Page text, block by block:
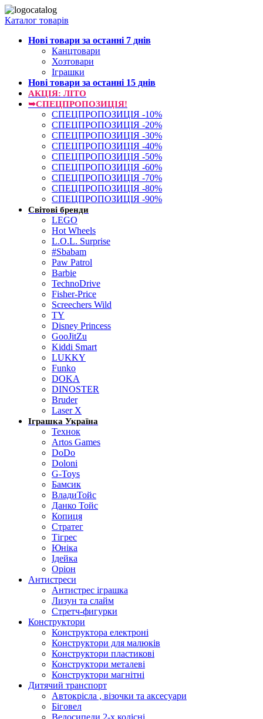
Каталог товарів
Нові товари за останнi 7 днiв
Канцтовари
Хозтовари
Іграшки
Нові товари за останнi 15 днiв
АКЦІЯ: ЛІТО
➥СПЕЦПРОПОЗИЦІЯ!
СПЕЦПРОПОЗИЦІЯ -10%
СПЕЦПРОПОЗИЦІЯ -20%
СПЕЦПРОПОЗИЦІЯ -30%
СПЕЦПРОПОЗИЦІЯ -40%
СПЕЦПРОПОЗИЦІЯ -50%
СПЕЦПРОПОЗИЦІЯ -60%
СПЕЦПРОПОЗИЦІЯ -70%
СПЕЦПРОПОЗИЦІЯ -80%
СПЕЦПРОПОЗИЦІЯ -90%
Світові бренди
LEGO
Hot Wheels
L.O.L. Surprise
#Sbabam
Paw Patrol
Barbie
TechnoDrive
Fisher-Price
Screechers Wild
TY
Disney Princess
GooJitZu
Kiddi Smart
LUKKY
Funko
DOKA
DINOSTER
Bruder
Laser X
Іграшка Україна
Технок
Artos Games
DoDo
Doloni
G-Toys
Бамсик
ВладиТойс
Данко Тойс
Копиця
Стратег
Тігрес
Юніка
Ідейка
Оріон
Антистреси
Антистрес іграшка
Лизун та слайм
Стретч-фигурки
Конструктори
Конструктора електроні
Конструктори для малюків
Конструктори пластикові
Конструктори металеві
Конструктори магнітні
Дитячий транспорт
Автокрісла , візочки та аксесуари
Біговел
Велосипеди 2-х колісні